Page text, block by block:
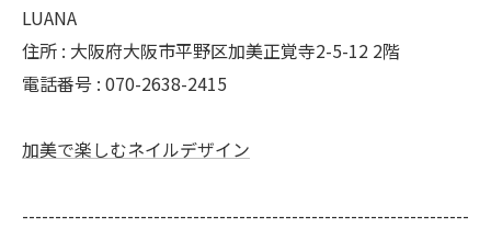
LUANA
住所 : 大阪府大阪市平野区加美正覚寺2-5-12 2階
電話番号 : 070-2638-2415
加美で楽しむネイルデザイン
--------------------------------------------------------------------